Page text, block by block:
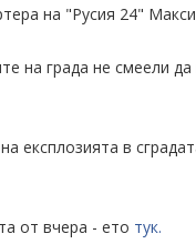
на "Русия 24"
на града не смеели
в
от вчера - ето тук.